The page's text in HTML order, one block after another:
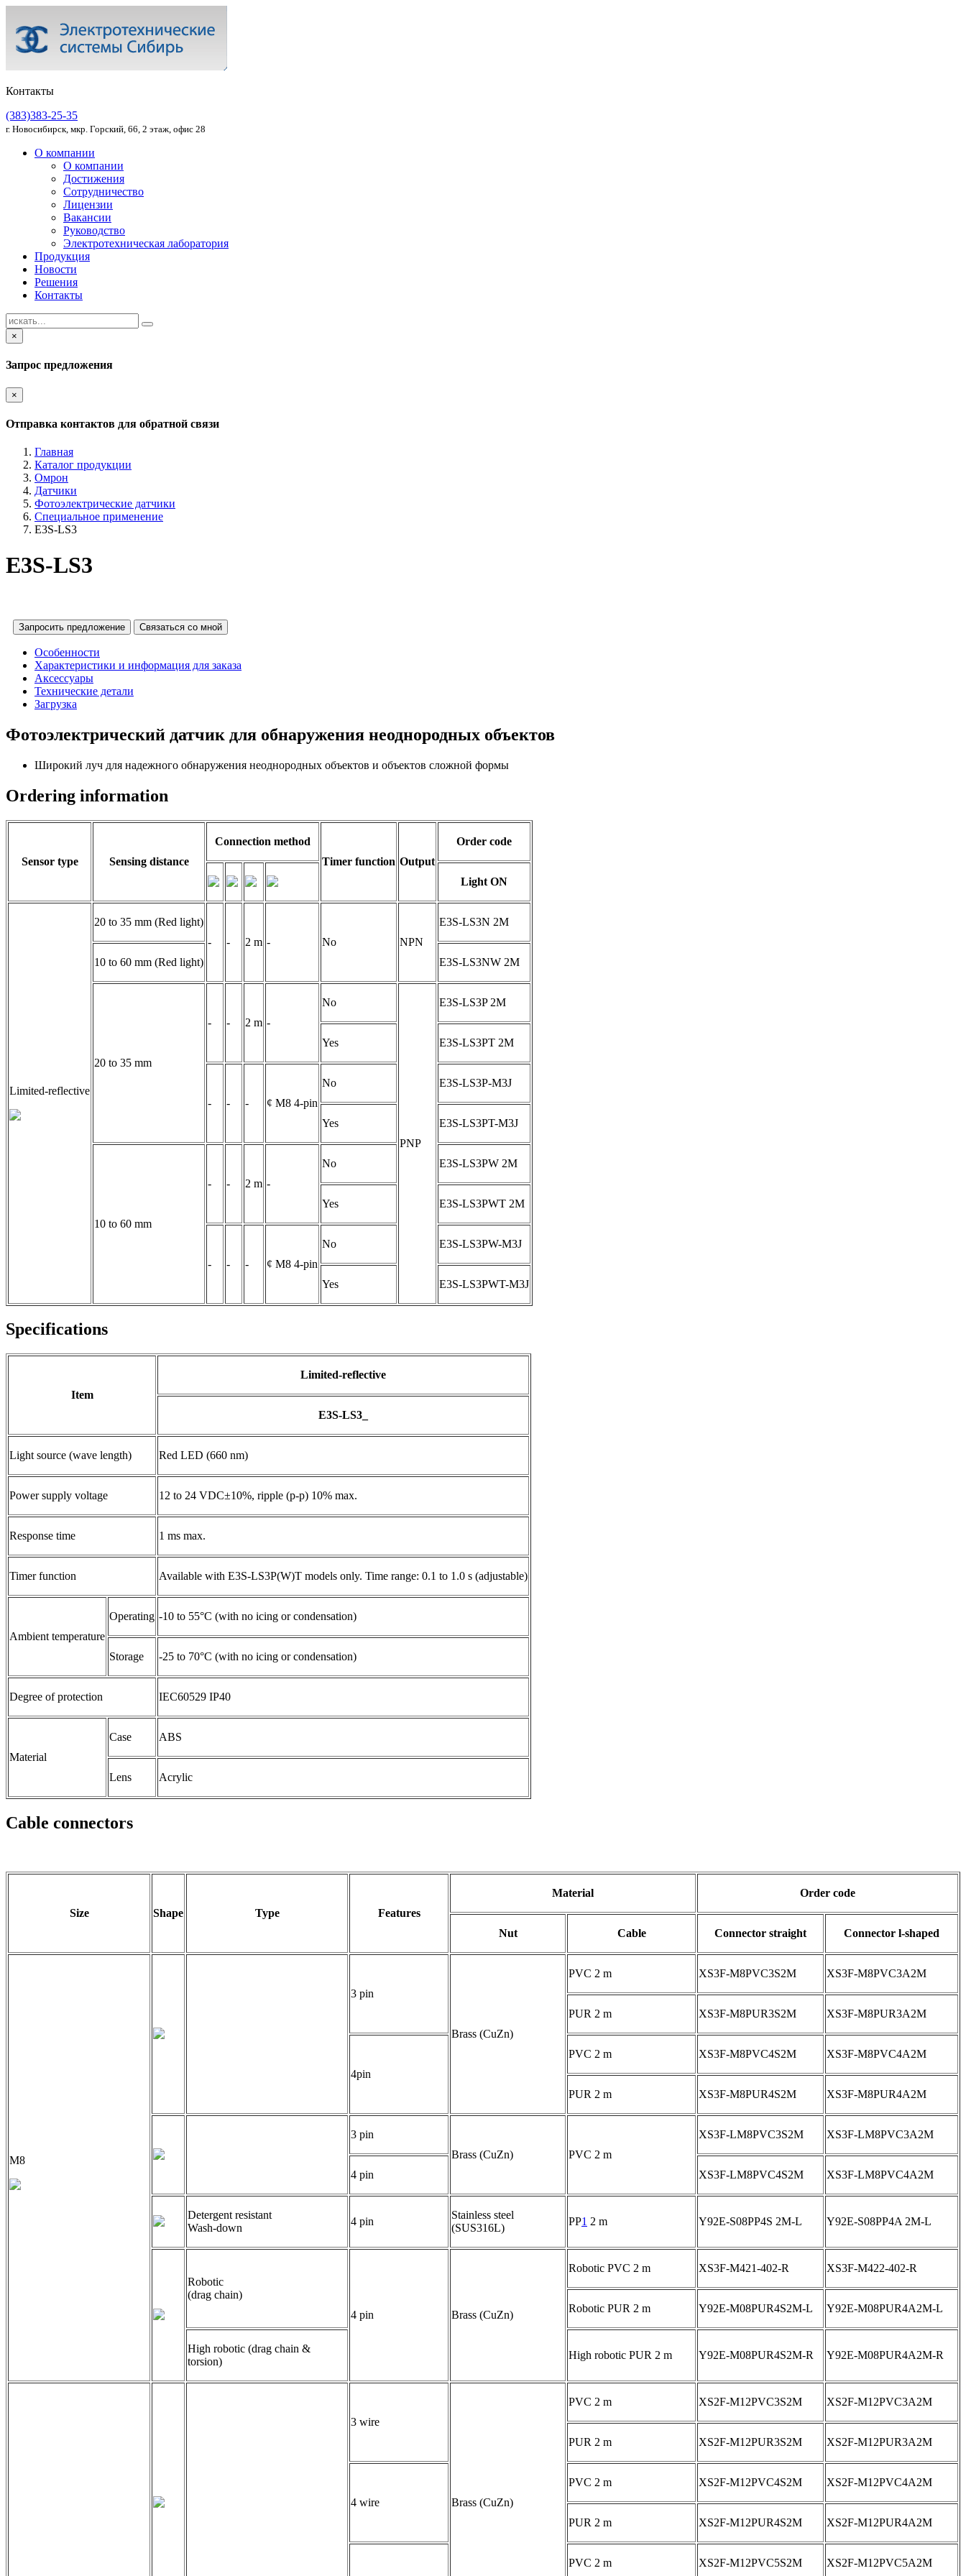
Контакты
(383)383-25-35
г. Новосибирск, мкр. Горский, 66, 2 этаж, офис 28
О компании
О компании
Достижения
Сотрудничество
Лицензии
Вакансии
Руководство
Электротехническая лаборатория
Продукция
Новости
Решения
Контакты
×
Запрос предложения
×
Отправка контактов для обратной связи
Главная
Каталог продукции
Омрон
Датчики
Фотоэлектрические датчики
Специальное применение
E3S-LS3
E3S-LS3
Запросить предложение Связаться со мной
Особенности
Характеристики и информация для заказа
Аксессуары
Технические детали
Загрузка
Фотоэлектрический датчик для обнаружения неоднородных объектов
Широкий луч для надежного обнаружения неоднородных объектов и объектов сложной формы
Ordering information
Sensor type Sensing distance
Connection method
Timer function Output
Order code
Light ON
Limited-reflective
20 to 35 mm (Red light)
-
- 2 m - No NPN
E3S-LS3N 2M
10 to 60 mm (Red light) E3S-LS3NW 2M
20 to 35 mm
- - 2 m -
No
PNP
E3S-LS3P 2M
Yes E3S-LS3PT 2M
- - - ¢ M8 4-pin
No E3S-LS3P-M3J
Yes E3S-LS3PT-M3J
10 to 60 mm
- - 2 m -
No E3S-LS3PW 2M
Yes E3S-LS3PWT 2M
- - - ¢ M8 4-pin
No E3S-LS3PW-M3J
Yes E3S-LS3PWT-M3J
Specifications
Item
Limited-reflective
E3S-LS3_
Light source (wave length) Red LED (660 nm)
Power supply voltage 12 to 24 VDC±10%, ripple (p-p) 10% max.
Response time 1 ms max.
Timer function Available with E3S-LS3P(W)T models only. Time range: 0.1 to 1.0 s (adjustable)
Ambient temperature
Operating -10 to 55°C (with no icing or condensation)
Storage -25 to 70°C (with no icing or condensation)
Degree of protection IEC60529 IP40
Material
Case ABS
Lens Acrylic
Cable connectors
Size Shape Type Features
Material Order code
Nut Cable Connector straight Connector l-shaped
M8
3 pin
Brass (CuZn)
PVC 2 m XS3F-M8PVC3S2M XS3F-M8PVC3A2M
PUR 2 m XS3F-M8PUR3S2M XS3F-M8PUR3A2M
4pin
PVC 2 m XS3F-M8PVC4S2M XS3F-M8PVC4A2M
PUR 2 m XS3F-M8PUR4S2M XS3F-M8PUR4A2M
3 pin
Brass (CuZn)
PVC 2 m
XS3F-LM8PVC3S2M XS3F-LM8PVC3A2M
4 pin XS3F-LM8PVC4S2M XS3F-LM8PVC4A2M
Detergent resistant
Wash-down
4 pin
Stainless steel
(SUS316L)
PP1 2 m Y92E-S08PP4S 2M-L Y92E-S08PP4A 2M-L
Robotic
(drag chain)
4 pin
Brass (CuZn)
Robotic PVC 2 m XS3F-M421-402-R XS3F-M422-402-R
Robotic PUR 2 m Y92E-M08PUR4S2M-L Y92E-M08PUR4A2M-L
High robotic (drag chain &
torsion)
High robotic PUR 2 m Y92E-M08PUR4S2M-R Y92E-M08PUR4A2M-R
3 wire
Brass (CuZn)
PVC 2 m XS2F-M12PVC3S2M XS2F-M12PVC3A2M
PUR 2 m XS2F-M12PUR3S2M XS2F-M12PUR3A2M
4 wire
PVC 2 m XS2F-M12PVC4S2M XS2F-M12PVC4A2M
PUR 2 m XS2F-M12PUR4S2M XS2F-M12PUR4A2M
PVC 2 m XS2F-M12PVC5S2M XS2F-M12PVC5A2M